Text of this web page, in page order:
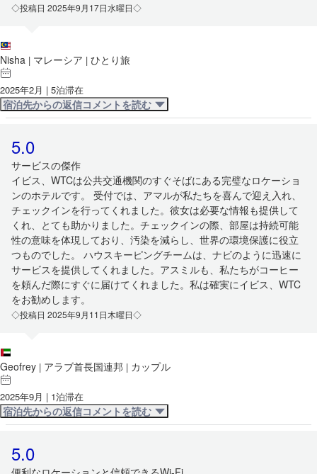
◇投稿日 2025年9月17日水曜日◇
Nisha | マレーシア | ひとり旅
2025年2月 | 5泊滞在
宿泊先からの返信コメントを読む
5.0
サービスの傑作
イビス、WTCは公共交通機関のすぐそばにある完璧なロケーショ
ンのホテルです。 受付では、アマルが私たちを喜んで迎え入れ、
チェックインを行ってくれました。彼女は必要な情報も提供して
くれ、とても助かりました。チェックインの際、部屋は持続可能
性の意味を体現しており、汚染を減らし、世界の環境保護に役立
つものでした。 ハウスキーピングチームは、ナビのように迅速に
サービスを提供してくれました。アスミルも、私たちがコーヒー
を頼んだ際にすぐに届けてくれました。私は確実にイビス、WTC
をお勧めします。
◇投稿日 2025年9月11日木曜日◇
Geofrey | アラブ首長国連邦 | カップル
2025年9月 | 1泊滞在
宿泊先からの返信コメントを読む
5.0